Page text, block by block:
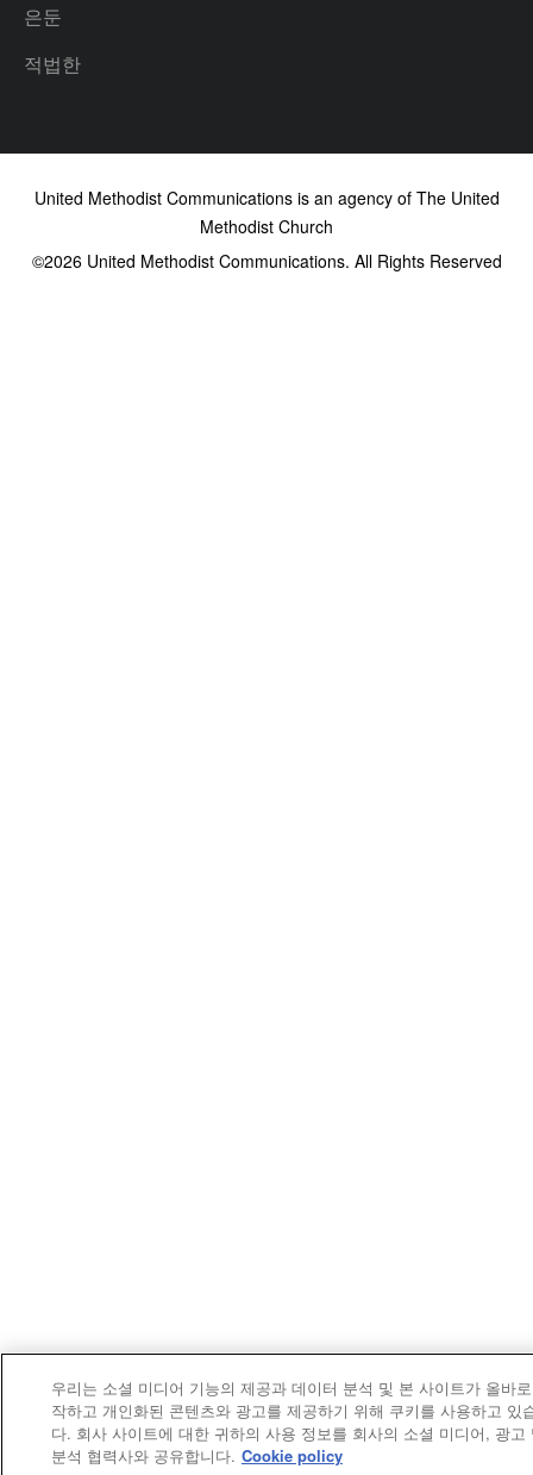
은둔
적법한
United Methodist Communications is an agency of The United
Methodist Church
©2026United Methodist Communications. All Rights Reserved
우리는 소셜 미디어 기능의 제공과 데이터 분석 및 본 사이트가 올바
작하고 개인화된 콘텐츠와 광고를 제공하기 위해 쿠키를 사용하고 있
다. 회사 사이트에 대한 귀하의 사용 정보를 회사의 소셜 미디어, 광고
분석 협력사와 공유합니다. Cookie policy